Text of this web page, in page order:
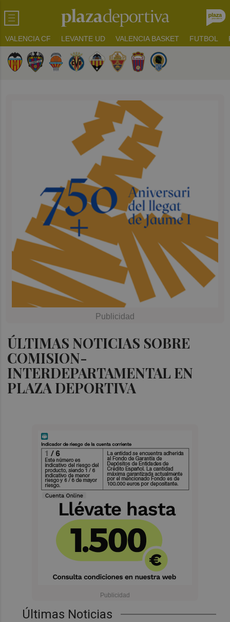
VALENCIA CF LEVANTE UD VALENCIA BASKET FUTBOL
ÚLTIMAS NOTICIAS SOBRE
COMISION-
INTERDEPARTAMENTAL EN
PLAZA DEPORTIVA
Últimas Noticias